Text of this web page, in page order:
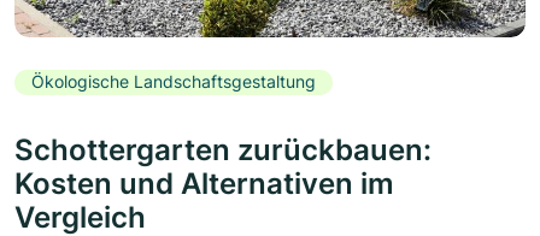
Ökologische Landschaftsgestaltung
Schottergarten zurückbauen:
Kosten und Alternativen im
Vergleich